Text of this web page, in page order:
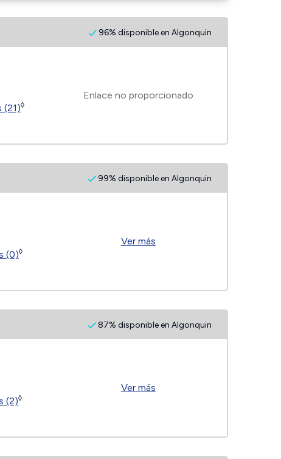
96% disponible en Algonquin
(21)◊
Enlace no proporcionado
99% disponible en Algonquin
(0)◊
Ver más
87% disponible en Algonquin
(2)◊
Ver más